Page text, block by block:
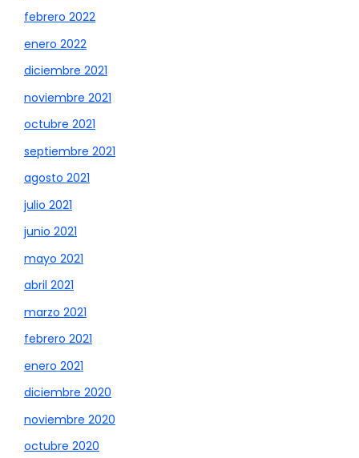
febrero 2022
enero 2022
diciembre 2021
noviembre 2021
octubre 2021
septiembre 2021
agosto 2021
julio 2021
junio 2021
mayo 2021
abril 2021
marzo 2021
febrero 2021
enero 2021
diciembre 2020
noviembre 2020
octubre 2020